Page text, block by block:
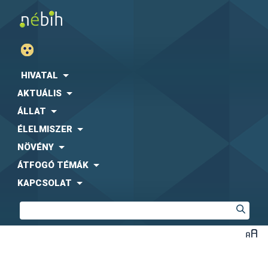
HIVATAL
AKTUÁLIS
ÁLLAT
ÉLELMISZER
NÖVÉNY
ÁTFOGÓ TÉMÁK
KAPCSOLAT